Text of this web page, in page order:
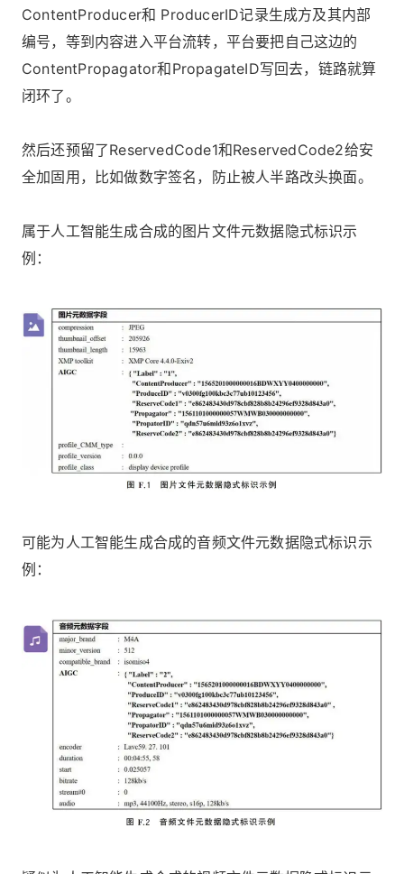
ContentProducer和 ProducerID记录生成方及其内部
编号，等到内容进入平台流转，平台要把自己这边的
ContentPropagator和PropagateID写回去，链路就算
闭环了。
然后还预留了ReservedCode1和ReservedCode2给安
全加固用，比如做数字签名，防止被人半路改头换面。
属于人工智能生成合成的图片文件元数据隐式标识示
例：
可能为人工智能生成合成的音频文件元数据隐式标识示
例：